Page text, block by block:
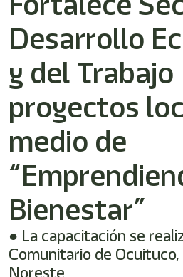
Desarrollo
y del Trabajo
proyectos
medio de
Bienestar”
● La capacitación se
Comunitario de